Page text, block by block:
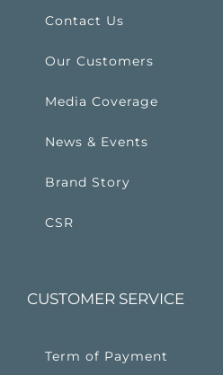
Contact Us
Our Customers
Media Coverage
News & Events
Brand Story
CSR
CUSTOMER SERVICE
Term of Payment